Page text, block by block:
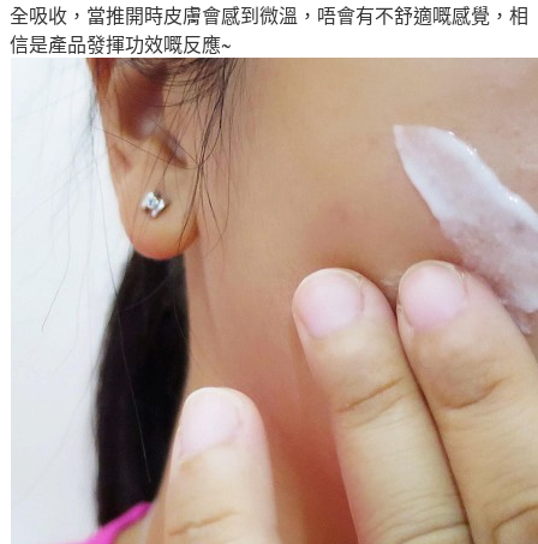
全吸收 ，當推開時皮膚會感到微溫 ，唔會有不舒適嘅感覺 ，相
信是產品發揮功效嘅反應~